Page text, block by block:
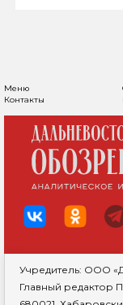
Меню
Контакты
Учредитель: ООО
Главный редактор